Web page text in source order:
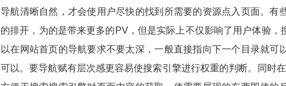
导航清晰自然，才会使用户尽快的找到所需要的资源点入页面。有
的排开，为的是带来更多的PV，但是实际上不仅影响了用户体验
以在网站首页的导航要求不要太深，一般直接指向下一个目录就可
可以。要导航赋有层次感更容易使搜索引擎进行权重的判断。同时